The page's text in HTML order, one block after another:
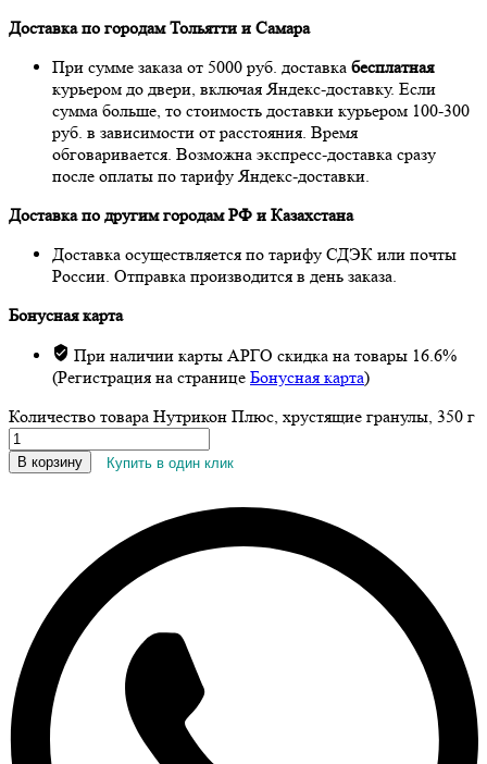
Доставка по городам Тольятти и Самара
При сумме заказа от 5000 руб. доставка бесплатная
курьером до двери, включая Яндекс-доставку. Если
сумма больше, то стоимость доставки курьером 100-300
руб. в зависимости от расстояния. Время
обговаривается. Возможна экспресс-доставка сразу
после оплаты по тарифу Яндекс-доставки.
Доставка по другим городам РФ и Казахстана
Доставка осуществляется по тарифу СДЭК или почты
России. Отправка производится в день заказа.
Бонусная карта
При наличии карты АРГО скидка на товары 16.6%
(Регистрация на странице Бонусная карта)
Количество товара Нутрикон Плюс, хрустящие гранулы, 350 г
В корзину Купить в один клик